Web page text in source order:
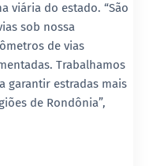
viária do estado. “São
sob nossa
de vias
Trabalhamos
garantir estradas mais
de Rondônia”,